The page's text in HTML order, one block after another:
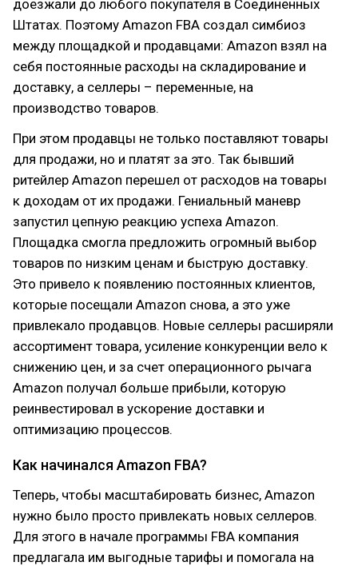
доезжали до любого покупателя в Соединенных
Штатах. Поэтому Amazon FBA создал симбиоз
между площадкой и продавцами: Amazon взял на
себя постоянные расходы на складирование и
доставку, а селлеры – переменные, на
производство товаров.
При этом продавцы не только поставляют товары
для продажи, но и платят за это. Так бывший
ритейлер Amazon перешел от расходов на товары
к доходам от их продажи. Гениальный маневр
запустил цепную реакцию успеха Amazon.
Площадка смогла предложить огромный выбор
товаров по низким ценам и быструю доставку.
Это привело к появлению постоянных клиентов,
которые посещали Amazon снова, а это уже
привлекало продавцов. Новые селлеры расширяли
ассортимент товара, усиление конкуренции вело к
снижению цен, и за счет операционного рычага
Amazon получал больше прибыли, которую
реинвестировал в ускорение доставки и
оптимизацию процессов.
Как начинался Amazon FBA?
Теперь, чтобы масштабировать бизнес, Amazon
нужно было просто привлекать новых селлеров.
Для этого в начале программы FBA компания
предлагала им выгодные тарифы и помогала на